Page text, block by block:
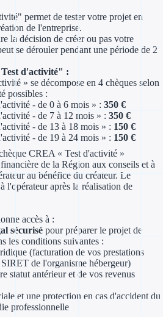
Crédits &
Exonération
Aides Urssaf
Prêt
Prêt
Appel à projet
permet de tester votre projet en
de l'entreprise.
la décision de créer ou pas votre
se dérouler pendant une période de 2
d'activité" :
» se décompose en 4 chèques selon
possibles :
- de 0 à 6 mois » : 350 €
- de 7 à 12 mois » : 350 €
- de 13 à 18 mois » : 150 €
- de 19 à 24 mois » : 150 €
CREA « Test d'activité »
de la Région aux conseils et à
au bénéfice du créateur. Le
l'opérateur après la réalisation de
accès à :
sécurisé pour préparer le projet de
les conditions suivantes :
(facturation de vos prestations
de l'organisme hébergeur)
statut antérieur et de vos revenus
et une protection en cas d'accident du
professionnelle